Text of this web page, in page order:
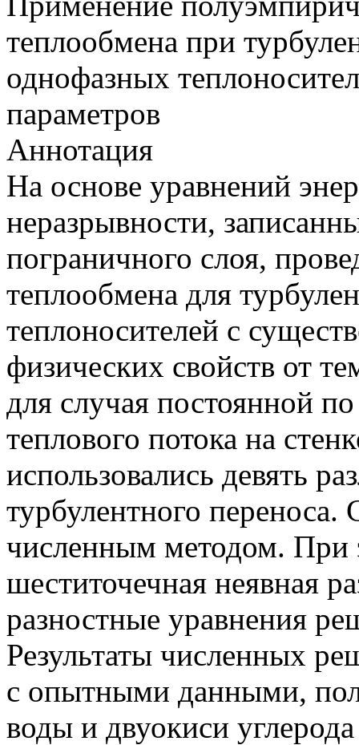
теплообмена при
однофазных
параметров
Аннотация
На основе уравнений
неразрывности,
пограничного слоя,
теплообмена для
теплоносителей с
физических свойств от
для случая постоянной
теплового потока на
использовались девять
турбулентного
численным методом. При
шеститочечная неявная
разностные уравнения
Результаты численных
с опытными данными,
воды и двуокиси